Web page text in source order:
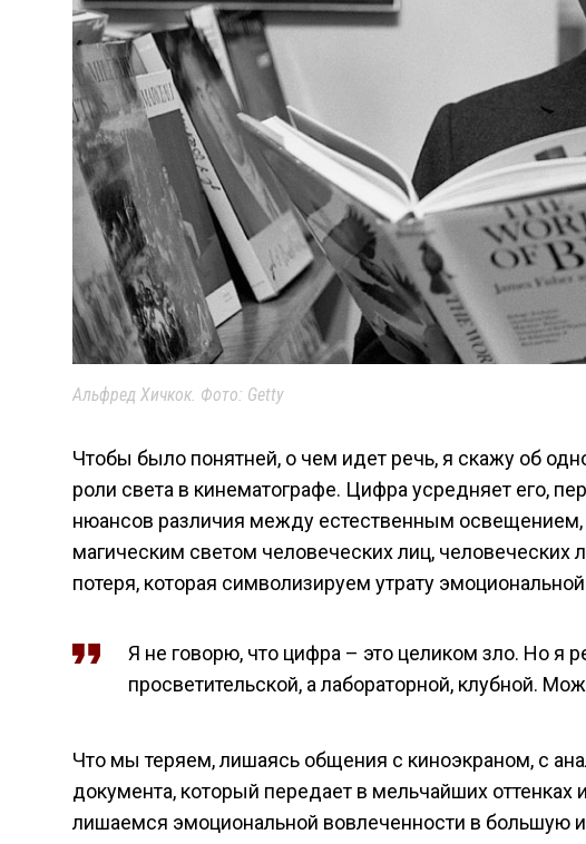
Альфред Хичкок. Фото: Getty
Чтобы было понятней, о чем идет речь, я скажу об
роли света в кинематографе. Цифра усредняет его,
нюансов различия между естественным
магическим светом человеческих лиц, человеческих
потеря, которая символизируем утрату
Я не говорю, что цифра – это целиком зло. Но я
просветительской, а лабораторной, клубной.
Что мы теряем,лишаясьобщения с киноэкраном, с
документа, который передает в мельчайших
лишаемся эмоциональной вовлеченности в большую